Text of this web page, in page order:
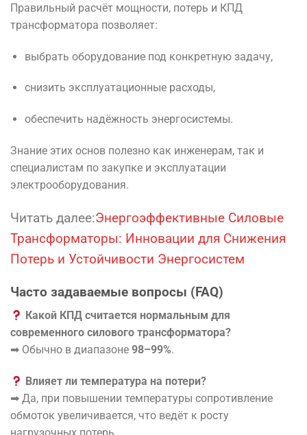
Правильный расчёт мощности, потерь и КПД
трансформатора позволяет:
выбрать оборудование под конкретную задачу,
снизить эксплуатационные расходы,
обеспечить надёжность энергосистемы.
Знание этих основ полезно как инженерам, так и
специалистам по закупке и эксплуатации
электрооборудования.
Читать далее:Энергоэффективные Силовые
Трансформаторы: Инновации для Снижения
Потерь и Устойчивости Энергосистем
Часто задаваемые вопросы (FAQ)
Какой КПД считается нормальным для
современного силового трансформатора?
➡ Обычно в диапазоне 98–99%.
Влияет ли температура на потери?
➡ Да, при повышении температуры сопротивление
обмоток увеличивается, что ведёт к росту